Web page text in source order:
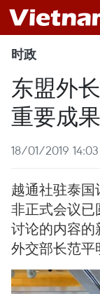
时政
东盟外
重要成果
18/01/2019 14:03
越通社驻泰国
非正式会议已
讨论的内容的
外交部长范平